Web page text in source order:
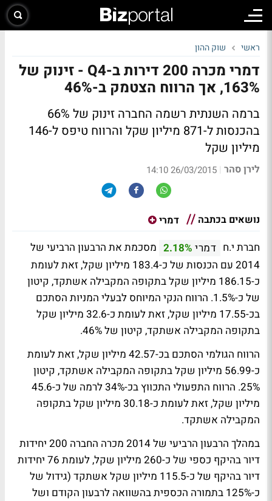
ראשי שוק ההון
דמרי מכרה 200 דירות ב-Q4 - זינוק של
163%, אך הרווח הצטמק ב-46%
ברמה השנתית רשמה החברה זינוק של 66%
בהכנסות ל-871 מיליון שקל והרווח טיפס ל-146
מיליון שקל
לירן סהר |
26/03/2015 14:10
נושאים בכתבה דמרי
חברת י.ח דמרי 2.18% מסכמת את הרבעון הרביעי של
2014 עם הכנסות של כ-183.4 מיליון שקל, זאת לעומת
כ-186.15 מיליון שקל בתקופה המקבילה אשתקד, קיטון
של כ-1.5%. הרווח הנקי המיוחס לבעלי המניות הסתכם
בכ-17.55 מיליון שקל, זאת לעומת כ-32.6 מיליון שקל
בתקופה המקבילה אשתקד, קיטון של 46%.
הרווח הגולמי הסתכם בכ-42.57 מיליון שקל, זאת לעומת
כ-56.99 מיליון שקל בתקופה המקבילה אשתקד, קיטון
25%. הרווח התפעולי התכווץ בכ-34% לרמה של כ-45.6
מיליון שקל, זאת לעומת כ-30.18 מיליון שקל בתקופה
המקבילה אשתקד.
במהלך הרבעון הרביעי של 2014 מכרה החברה 200 יחידות
דיור בהיקף כספי של כ-260 מיליון שקל, לעומת 76 יחידות
דיור בהיקף של כ-115.5 מיליון שקל אשתקד (גידול של
כ-125% בתמורה הכספית בהשוואה לרבעון הקודם ושל